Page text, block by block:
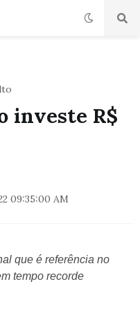
investe R$
09:35:00 AM
que é referência no
tempo recorde